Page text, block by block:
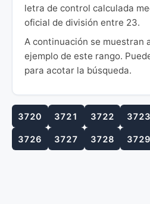
letra de control calculada
oficial de división entre 23.
A continuación se muestran
ejemplo de este rango.
para acotar la búsqueda.
3720 3721 3722 3723
3726 3727 3728 3729